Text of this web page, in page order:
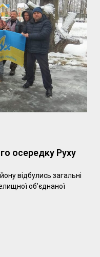
осередку Руху
відбулись загальні
об’єднаної